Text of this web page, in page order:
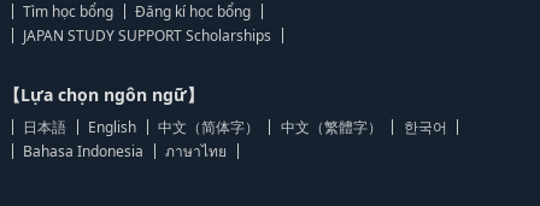
Tìm học bổng
Đăng kí học bổng
JAPAN STUDY SUPPORT Scholarships
【Lựa chọn ngôn ngữ】
日本語 English 中文（简体字） 中文（繁體字）
한국어
Bahasa Indonesia
ภาษาไทย